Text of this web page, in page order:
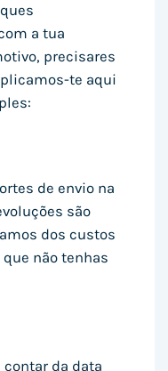
a tua
precisares
te aqui
de envio na
são
dos custos
não tenhas
contar da data